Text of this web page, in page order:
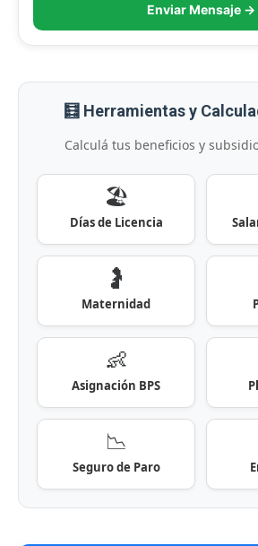
Enviar Mensaje →
🧮 Herramientas y
Calculá tus beneficios y
🏖️
Días de Licencia
🤰
Maternidad
👶
Asignación BPS
📉
Seguro de Paro